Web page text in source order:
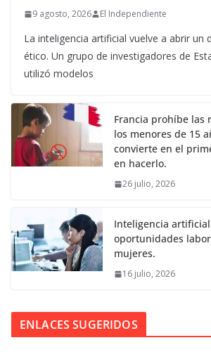
9 agosto, 2026 El Independiente
La inteligencia artificial vuelve a abrir un
ético. Un grupo de investigadores de
utilizó modelos
Francia prohíbe las
los menores de 15
convierte en el
en hacerlo.
26 julio, 2026
Inteligencia
oportunidades
mujeres.
16 julio, 2026
ENLACES SUGERIDOS